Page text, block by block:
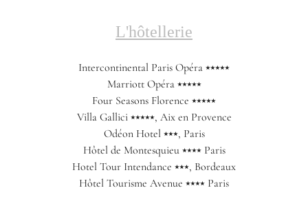
L'hôtellerie
Intercontinental Paris Opéra ⭑⭑⭑⭑⭑
Marriott Opéra ⭑⭑⭑⭑⭑
Four Seasons Florence ⭑⭑⭑⭑⭑
Villa Gallici ⭑⭑⭑⭑⭑, Aix en Provence
Odéon Hotel ⭑⭑⭑, Paris
Hôtel de Montesquieu ⭑⭑⭑⭑ Paris
Hotel Tour Intendance ⭑⭑⭑, Bordeaux
Hôtel Tourisme Avenue ⭑⭑⭑⭑ Paris